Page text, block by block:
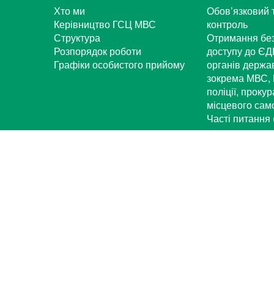
Хто ми
Керівництво ГСЦ МВС
Структура
Розпорядок роботи
Графіки особистого прийому
Обов’язковий
контроль
Отримання
доступу до
органів
зокрема МВС,
поліції,
місцевого
Часті питання